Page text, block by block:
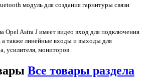
модуль для создания гарнитуры связи
Opel Astra J имеет видео вход для подключения
а также линейные входы и выходы для
усилителя, мониторов.
Все товары раздела